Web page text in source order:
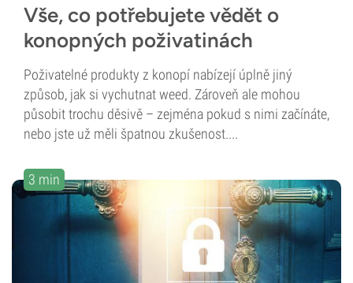
Vše, co potřebujete vědět o
konopných poživatinách
Poživatelné produkty z konopí nabízejí úplně jiný
způsob, jak si vychutnat weed. Zároveň ale mohou
působit trochu děsivě – zejména pokud s nimi začínáte,
nebo jste už měli špatnou zkušenost....
3 min